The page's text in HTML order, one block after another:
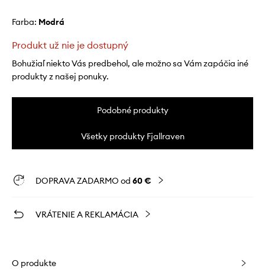
Farba: modrá
Produkt už nie je dostupný
Bohužiaľ niekto Vás predbehol, ale možno sa Vám zapáčia iné
produkty z našej ponuky.
Podobné produkty
Všetky produkty Fjallraven
DOPRAVA ZADARMO od 60 €
VRÁTENIE A REKLAMÁCIA
O produkte